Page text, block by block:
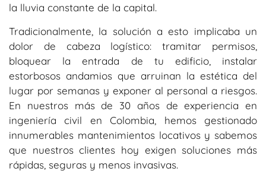
la lluvia constante de la capital.
Tradicionalmente, la solución a esto implicaba un
dolor de cabeza logístico: tramitar permisos,
bloquear la entrada de tu edificio, instalar
estorbosos andamios que arruinan la estética del
lugar por semanas y exponer al personal a riesgos.
En nuestros más de 30 años de experiencia en
ingeniería civil en Colombia, hemos gestionado
innumerables mantenimientos locativos y sabemos
que nuestros clientes hoy exigen soluciones más
rápidas, seguras y menos invasivas.